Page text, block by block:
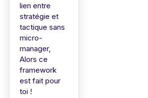
lien entre
stratégie et
tactique sans
micro-
manager,
Alors ce
framework
est fait pour
toi !